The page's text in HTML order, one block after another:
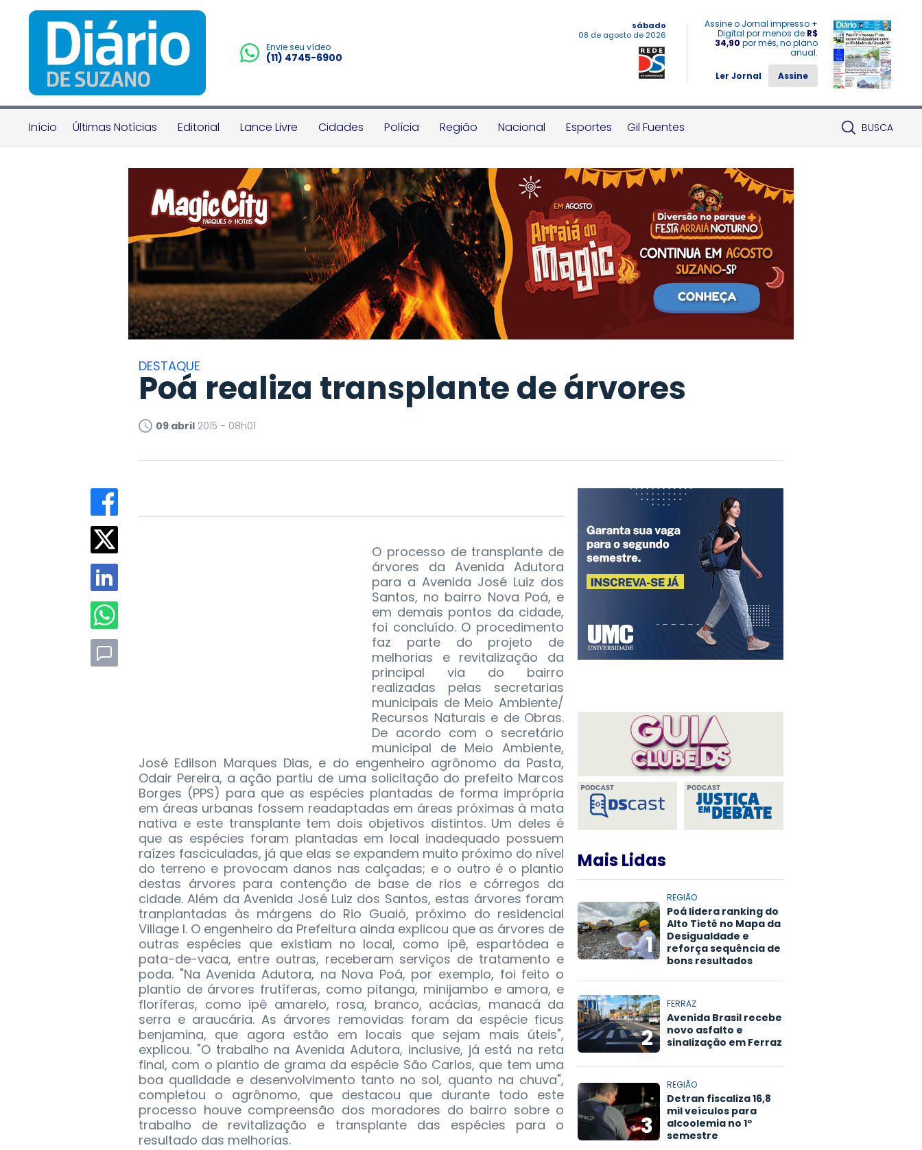
Envie seu vídeo
(11) 4745-6900
sábado
08 de agosto de 2026
Assine o Jornal impresso +
Digital por menos de R$
34,90 por mês, no plano
anual.
Ler Jornal
Assine
Início Últimas Notícias Editorial Lance Livre Cidades Polícia Região Nacional Esportes Gil Fuentes BUSCA
DESTAQUE
Poá realiza transplante de árvores
09 abril 2015 - 08h01
O processo de transplante de
árvores da Avenida Adutora
para a Avenida José Luiz dos
Santos, no bairro Nova Poá, e
em demais pontos da cidade,
foi concluído. O procedimento
faz parte do projeto de
melhorias e revitalização da
principal via do bairro
realizadas pelas secretarias
municipais de Meio Ambiente/
Recursos Naturais e de Obras.
De acordo com o secretário
municipal de Meio Ambiente,
José Edilson Marques Dias, e do engenheiro agrônomo da Pasta,
Odair Pereira, a ação partiu de uma solicitação do prefeito Marcos
Borges (PPS) para que as espécies plantadas de forma imprópria
em áreas urbanas fossem readaptadas em áreas próximas à mata
nativa e este transplante tem dois objetivos distintos. Um deles é
que as espécies foram plantadas em local inadequado possuem
raízes fasciculadas, já que elas se expandem muito próximo do nível
do terreno e provocam danos nas calçadas; e o outro é o plantio
destas árvores para contenção de base de rios e córregos da
cidade. Além da Avenida José Luiz dos Santos, estas árvores foram
tranplantadas às márgens do Rio Guaió, próximo do residencial
Village I. O engenheiro da Prefeitura ainda explicou que as árvores de
outras espécies que existiam no local, como ipê, espartódea e
pata-de-vaca, entre outras, receberam serviços de tratamento e
poda. "Na Avenida Adutora, na Nova Poá, por exemplo, foi feito o
plantio de árvores frutíferas, como pitanga, minijambo e amora, e
floríferas, como ipê amarelo, rosa, branco, acácias, manacá da
serra e araucária. As árvores removidas foram da espécie ficus
benjamina, que agora estão em locais que sejam mais úteis",
explicou. "O trabalho na Avenida Adutora, inclusive, já está na reta
final, com o plantio de grama da espécie São Carlos, que tem uma
boa qualidade e desenvolvimento tanto no sol, quanto na chuva",
completou o agrônomo, que destacou que durante todo este
processo houve compreensão dos moradores do bairro sobre o
trabalho de revitalização e transplante das espécies para o
resultado das melhorias.
Mais Lidas
1
REGIÃO
Poá lidera ranking do
Alto Tietê no Mapa da
Desigualdade e
reforça sequência de
bons resultados
2
FERRAZ
Avenida Brasil recebe
novo asfalto e
sinalização em Ferraz
3
REGIÃO
Detran fiscaliza 16,8
mil veículos para
alcoolemia no 1º
semestre